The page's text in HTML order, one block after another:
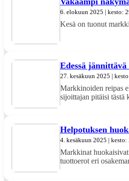
6. elokuun 2025 | kesto:
Kesä on tuonut
Edessä jännittävä
27. kesäkuun 2025 |
Markkinoiden reipas
sijoittajan pitäisi tästä
Helpotuksen
4. kesäkuun 2025 | kesto:
Markkinat
tuottoerot eri